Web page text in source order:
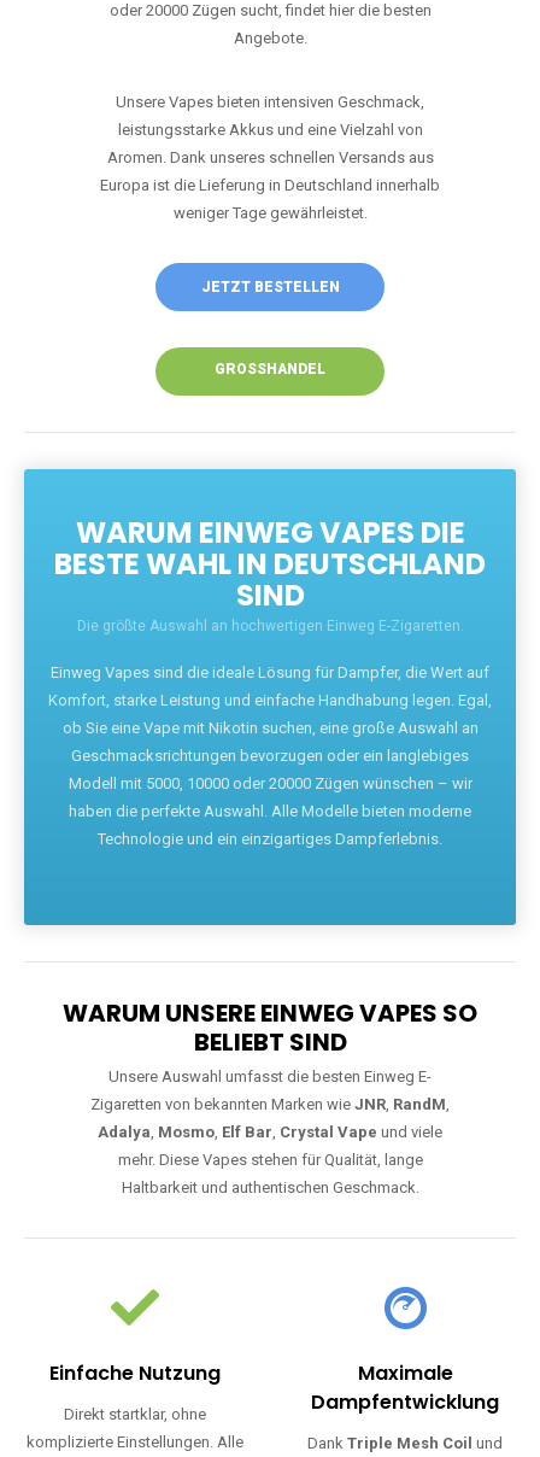
oder 20000 Zügen sucht, findet hier die besten
Angebote.
Unsere Vapes bieten intensiven Geschmack,
leistungsstarke Akkus und eine Vielzahl von
Aromen. Dank unseres schnellen Versands aus
Europa ist die Lieferung in Deutschland innerhalb
weniger Tage gewährleistet.
JETZT BESTELLEN
GROSSHANDEL
WARUM EINWEG VAPES DIE
BESTE WAHL IN DEUTSCHLAND
SIND
Die größte Auswahl an hochwertigen Einweg E-Zigaretten.
Einweg Vapes sind die ideale Lösung für Dampfer, die Wert auf
Komfort, starke Leistung und einfache Handhabung legen. Egal,
ob Sie eine Vape mit Nikotin suchen, eine große Auswahl an
Geschmacksrichtungen bevorzugen oder ein langlebiges
Modell mit 5000, 10000 oder 20000 Zügen wünschen – wir
haben die perfekte Auswahl. Alle Modelle bieten moderne
Technologie und ein einzigartiges Dampferlebnis.
WARUM UNSERE EINWEG VAPES SO
BELIEBT SIND
Unsere Auswahl umfasst die besten Einweg E-
Zigaretten von bekannten Marken wie JNR, RandM,
Adalya, Mosmo, Elf Bar, Crystal Vape und viele
mehr. Diese Vapes stehen für Qualität, lange
Haltbarkeit und authentischen Geschmack.
Einfache Nutzung
Direkt startklar, ohne
komplizierte Einstellungen. Alle
Maximale
Dampfentwicklung
DankTriple Mesh Coil und